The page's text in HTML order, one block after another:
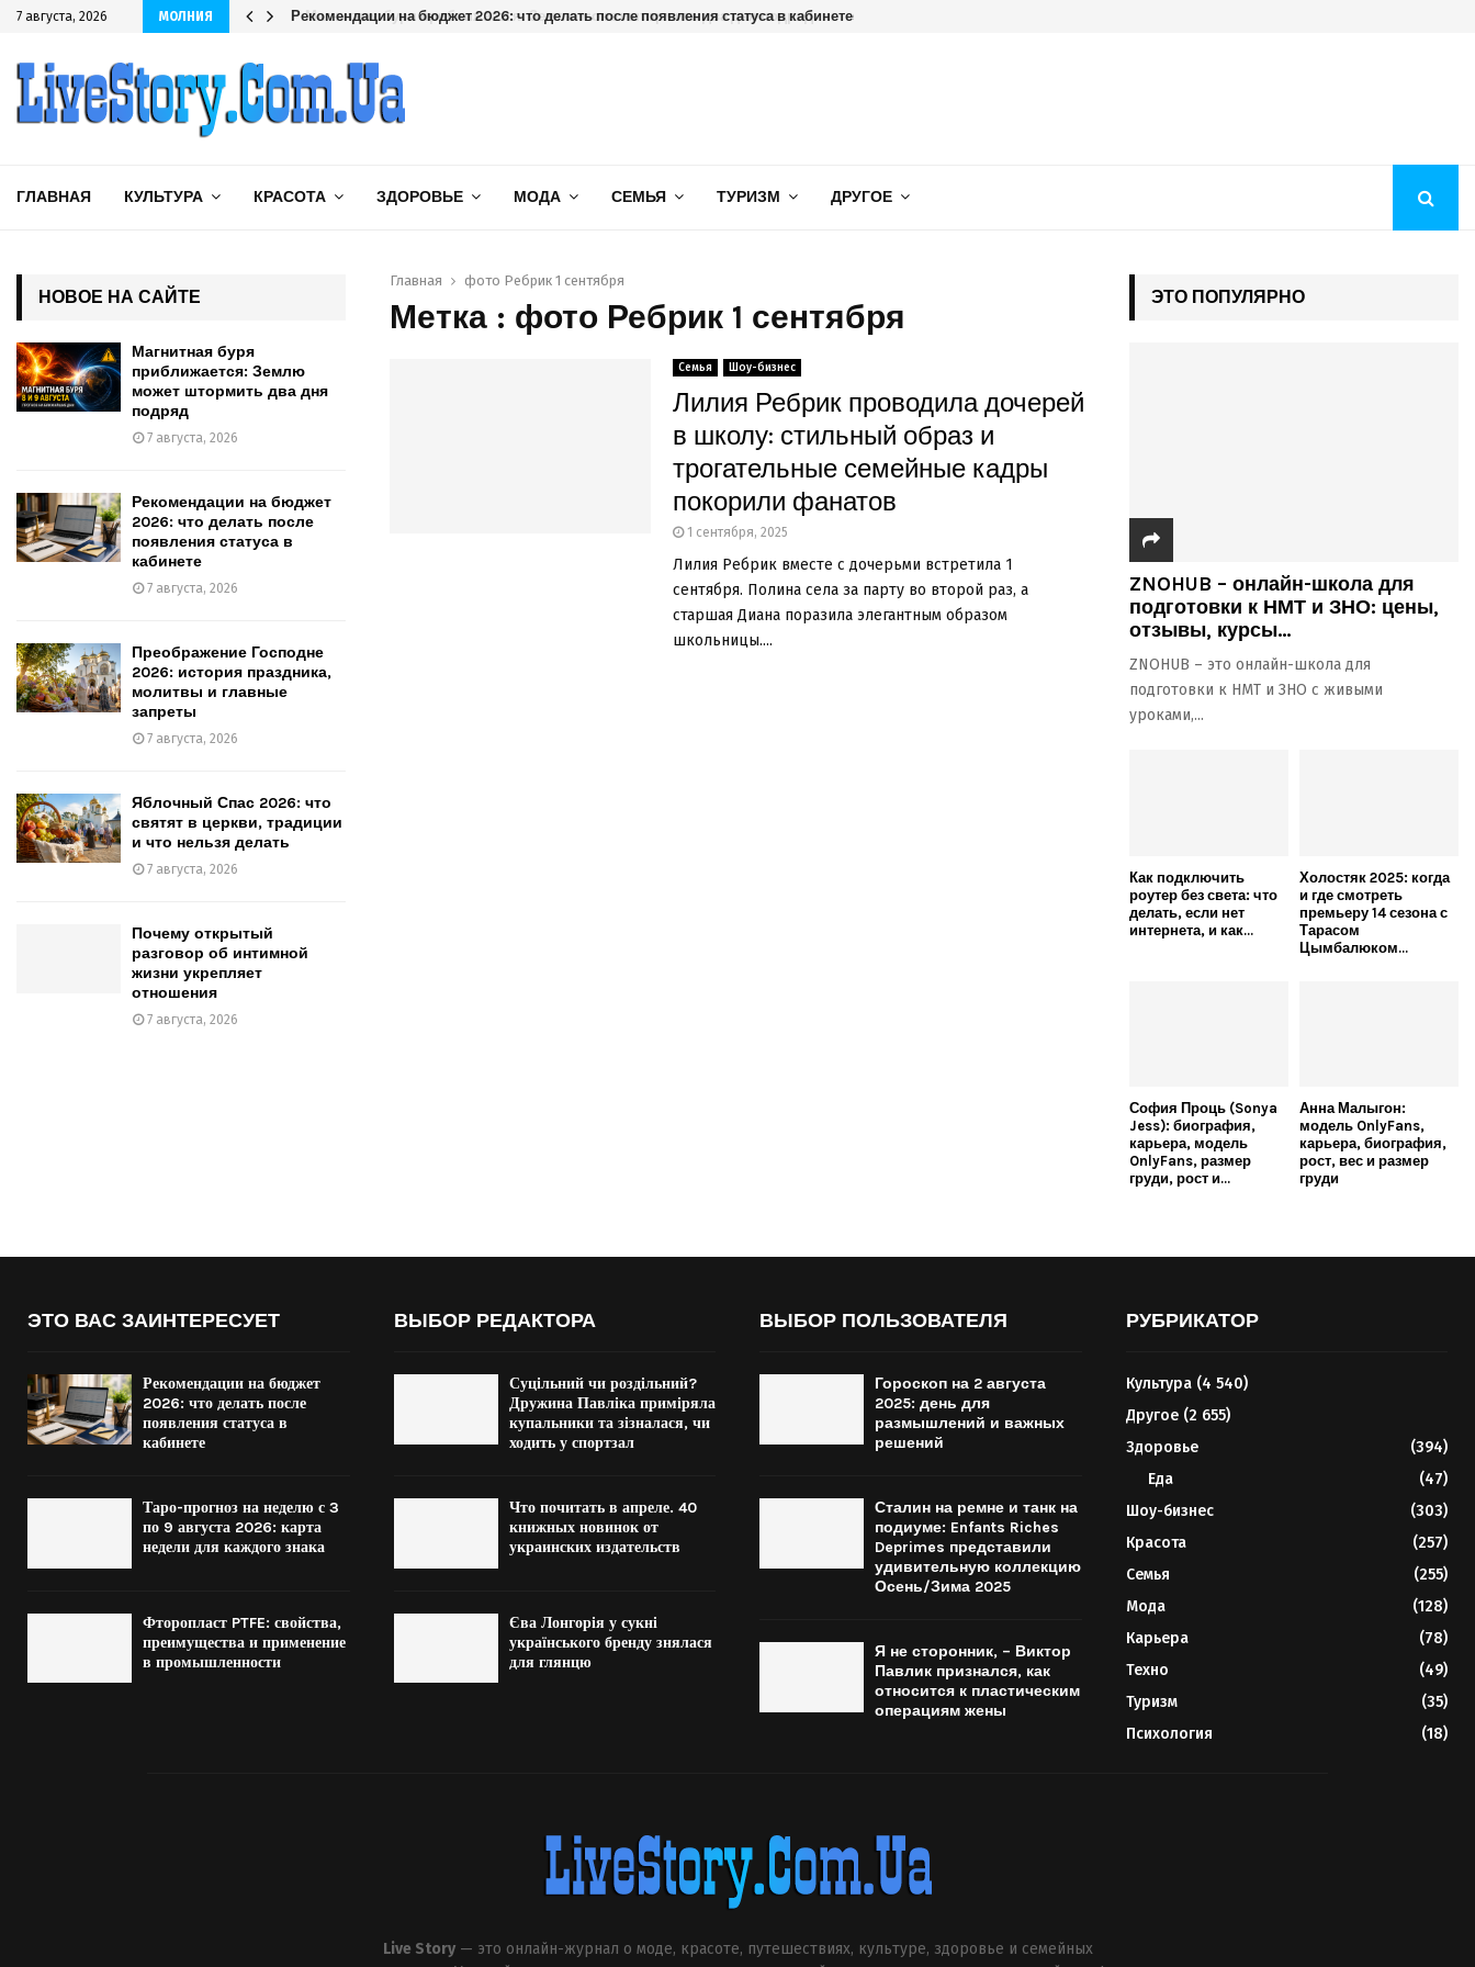
7 августа, 2026 МОЛНИЯ Рекомендации на бюджет 2026: что делать после появления статуса в кабинете
ГЛАВНАЯ КУЛЬТУРА КРАСОТА ЗДОРОВЬЕ МОДА СЕМЬЯ ТУРИЗМ ДРУГОЕ
Главная фото Ребрик 1 сентября
Метка : фото Ребрик 1 сентября
Семья Шоу-бизнес
Лилия Ребрик проводила дочерей
в школу: стильный образ и
трогательные семейные кадры
покорили фанатов
1 сентября, 2025
Лилия Ребрик вместе с дочерьми встретила 1
сентября. Полина села за парту во второй раз, а
старшая Диана поразила элегантным образом
школьницы....
НОВОЕ НА САЙТЕ
Магнитная буря
приближается: Землю
может штормить два дня
подряд
7 августа, 2026
Рекомендации на бюджет
2026: что делать после
появления статуса в
кабинете
7 августа, 2026
Преображение Господне
2026: история праздника,
молитвы и главные
запреты
7 августа, 2026
Яблочный Спас 2026: что
святят в церкви, традиции
и что нельзя делать
7 августа, 2026
Почему открытый
разговор об интимной
жизни укрепляет
отношения
7 августа, 2026
ЭТО ПОПУЛЯРНО
ZNOHUB – онлайн-школа для
подготовки к НМТ и ЗНО: цены,
отзывы, курсы...
ZNOHUB – это онлайн-школа для
подготовки к НМТ и ЗНО с живыми
уроками,...
Как подключить
роутер без света: что
делать, если нет
интернета, и как...
Холостяк 2025: когда
и где смотреть
премьеру 14 сезона с
Тарасом
Цымбалюком...
София Проць (Sonya
Jess): биография,
карьера, модель
OnlyFans, размер
груди, рост и...
Анна Малыгон:
модель OnlyFans,
карьера, биография,
рост, вес и размер
груди
ЭТО ВАС ЗАИНТЕРЕСУЕТ
Рекомендации на бюджет
2026: что делать после
появления статуса в
кабинете
Таро-прогноз на неделю с 3
по 9 августа 2026: карта
недели для каждого знака
Фторопласт PTFE: свойства,
преимущества и применение
в промышленности
ВЫБОР РЕДАКТОРА
Суцільний чи роздільний?
Дружина Павліка приміряла
купальники та зізналася, чи
ходить у спортзал
Что почитать в апреле. 40
книжных новинок от
украинских издательств
Єва Лонгорія у сукні
українського бренду знялася
для глянцю
ВЫБОР ПОЛЬЗОВАТЕЛЯ
Гороскоп на 2 августа
2025: день для
размышлений и важных
решений
Сталин на ремне и танк на
подиуме: Enfants Riches
Deprimes представили
удивительную коллекцию
Осень/Зима 2025
Я не сторонник, – Виктор
Павлик признался, как
относится к пластическим
операциям жены
РУБРИКАТОР
Культура(4 540)
Другое(2 655)
Здоровье
(394)
Еда
(47)
Шоу-бизнес
(303)
Красота
(257)
Семья
(255)
Мода
(128)
Карьера
(78)
Техно
(49)
Туризм
(35)
Психология
(18)
Live Story— это онлайн-журнал о моде, красоте, путешествиях, культуре, здоровье и семейных